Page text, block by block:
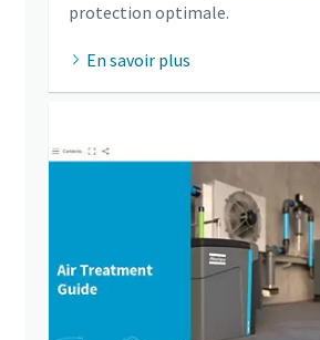
protection optimale.
En savoir plus